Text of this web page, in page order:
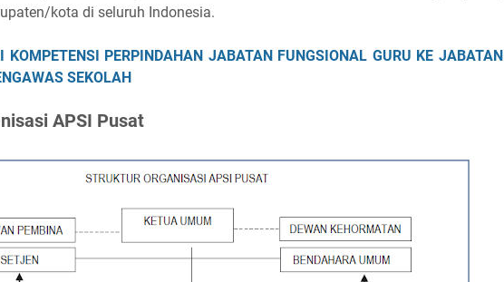
kota di seluruh Indonesia.
KOMPETENSI PERPINDAHAN JABATAN FUNGSIONAL GURU KE JABATAN
SEKOLAH
APSI Pusat